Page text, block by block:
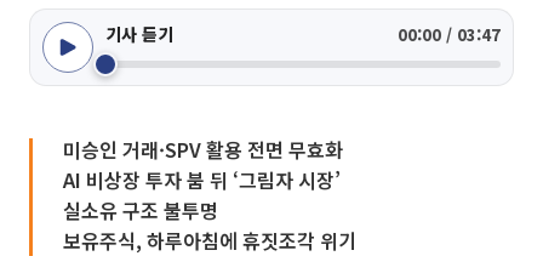
기사 듣기 00:00 / 03:47
미승인 거래·SPV 활용 전면 무효화
AI 비상장 투자 붐 뒤 ‘그림자 시장’
실소유 구조 불투명
보유주식, 하루아침에 휴짓조각 위기